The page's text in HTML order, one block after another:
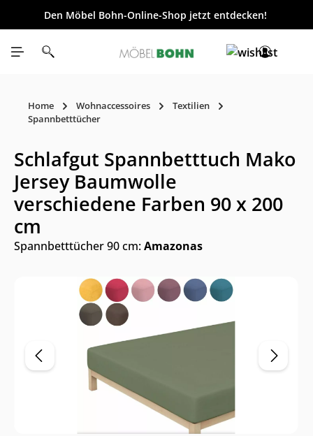
springen
Den Möbel Bohn-Online-Shop jetzt entdecken!
Home Wohnaccessoires
Textilien
Spannbetttücher
Schlafgut Spannbetttuch Mako
Jersey Baumwolle
verschiedene Farben 90 x 200
cm
Spannbetttücher 90 cm:Amazonas